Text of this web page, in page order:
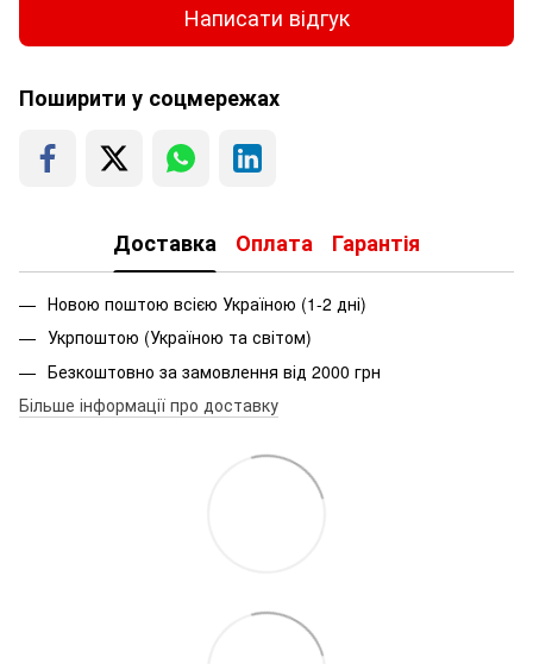
Написати відгук
Поширити у соцмережах
Доставка Оплата Гарантія
Новою поштою всією Україною (1-2 дні)
Укрпоштою (Україною та світом)
Безкоштовно за замовлення від 2000 грн
Більше інформації про доставку